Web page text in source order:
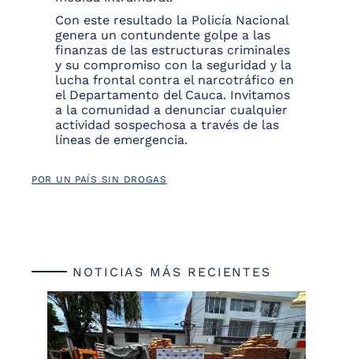
Con este resultado la Policía Nacional
genera un contundente golpe a las
finanzas de las estructuras criminales
y su compromiso con la seguridad y la
lucha frontal contra el narcotráfico en
el Departamento del Cauca. Invitamos
a la comunidad a denunciar cualquier
actividad sospechosa a través de las
líneas de emergencia.
POR UN PAÍS SIN DROGAS
NOTICIAS MÁS RECIENTES